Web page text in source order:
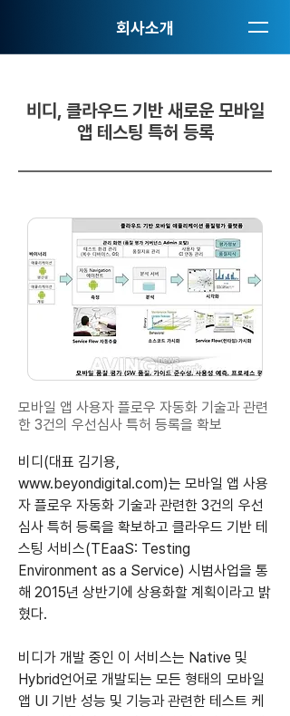
회사소개
비디, 클라우드 기반 새로운 모바일
앱 테스팅 특허 등록
모바일 앱 사용자 플로우 자동화 기술과 관련
한 3건의 우선심사 특허 등록을 확보
비디(대표 김기용,
www.beyondigital.com)는 모바일 앱 사용
자 플로우 자동화 기술과 관련한 3건의 우선
심사 특허 등록을 확보하고 클라우드 기반 테
스팅 서비스(TEaaS: Testing
Environment as a Service) 시범사업을 통
해 2015년 상반기에 상용화할 계획이라고 밝
혔다.
비디가 개발 중인 이 서비스는 Native 및
Hybrid언어로 개발되는 모든 형태의 모바일
앱 UI 기반 성능 및 기능과 관련한 테스트 케